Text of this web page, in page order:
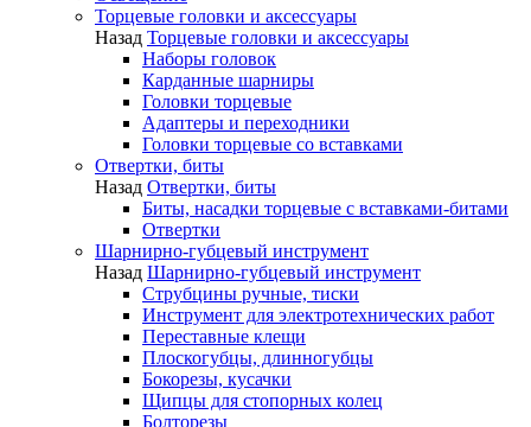
Торцевые головки и аксессуары
Назад Торцевые головки и аксессуары
Наборы головок
Карданные шарниры
Головки торцевые
Адаптеры и переходники
Головки торцевые со вставками
Отвертки, биты
Назад Отвертки, биты
Биты, насадки торцевые с вставками-битами
Отвертки
Шарнирно-губцевый инструмент
Назад Шарнирно-губцевый инструмент
Струбцины ручные, тиски
Инструмент для электротехнических работ
Переставные клещи
Плоскогубцы, длинногубцы
Бокорезы, кусачки
Щипцы для стопорных колец
Болторезы